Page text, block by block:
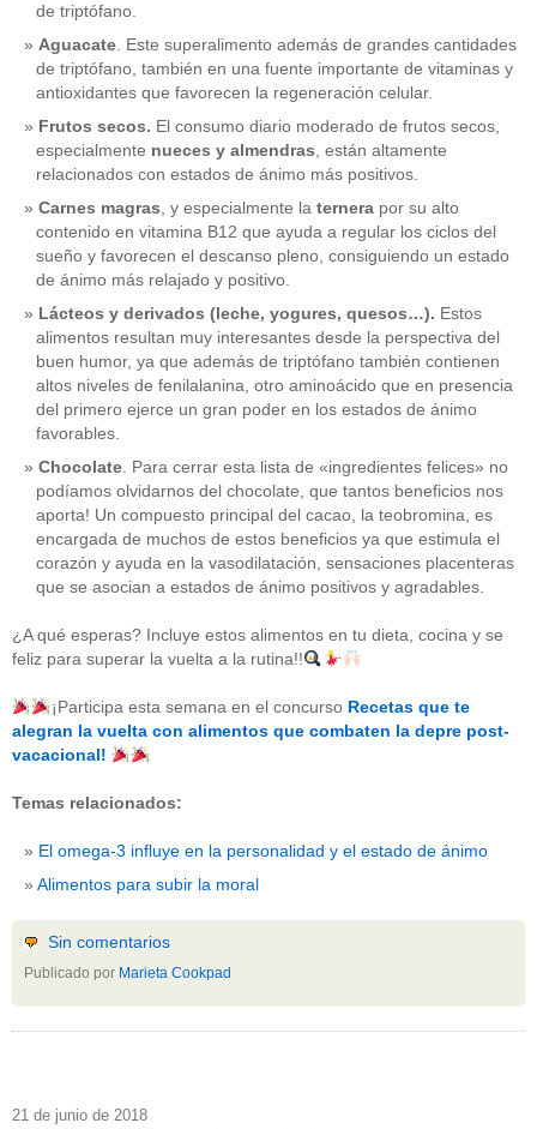
CATEGORÍAS
acido-folico (4)
alergias(3)
alimentos(22)
alimentos-perjudiaciales (17)
antioxidantes (6)
beneficios-salud(53)
calcio
corazon(1)
dietas(10)
embarazo
nutricion(3)
obesidad(12)
Sin categoría(438)
vitaminas(10)
RSS - Entradas
de triptófano.
Aguacate. Este superalimento además de grandes cantidades
de triptófano, también en una fuente importante de vitaminas y
antioxidantes que favorecen la regeneración celular.
Frutos secos. El consumo diario moderado de frutos secos,
especialmente nueces y almendras, están altamente
relacionados con estados de ánimo más positivos.
Carnes magras, y especialmente la ternera por su alto
contenido en vitamina B12 que ayuda a regular los ciclos del
sueño y favorecen el descanso pleno, consiguiendo un estado
de ánimo más relajado y positivo.
Lácteos y derivados (leche, yogures, quesos…). Estos
alimentos resultan muy interesantes desde la perspectiva del
buen humor, ya que además de triptófano también contienen
altos niveles de fenilalanina, otro aminoácido que en presencia
del primero ejerce un gran poder en los estados de ánimo
favorables.
Chocolate. Para cerrar esta lista de «ingredientes felices» no
podíamos olvidarnos del chocolate, que tantos beneficios nos
aporta! Un compuesto principal del cacao, la teobromina, es
encargada de muchos de estos beneficios ya que estimula el
corazón y ayuda en la vasodilatación, sensaciones placenteras
que se asocian a estados de ánimo positivos y agradables.
¿A qué esperas? Incluye estos alimentos en tu dieta, cocina y se
feliz para superar la vuelta a la rutina!!
¡Participa esta semana en el concurso Recetas que te
alegran la vuelta con alimentos que combaten la depre post-
vacacional!
Temas relacionados:
El omega-3 influye en la personalidad y el estado de ánimo
Alimentos para subir la moral
Sin comentarios
Publicado por Marieta Cookpad
21 de junio de 2018